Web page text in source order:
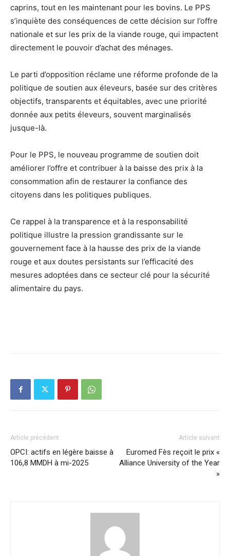
caprins, tout en les maintenant pour les bovins. Le PPS
s’inquiète des conséquences de cette décision sur l’offre
nationale et sur les prix de la viande rouge, qui impactent
directement le pouvoir d’achat des ménages.
Le parti d’opposition réclame une réforme profonde de la
politique de soutien aux éleveurs, basée sur des critères
objectifs, transparents et équitables, avec une priorité
donnée aux petits éleveurs, souvent marginalisés
jusque-là.
Pour le PPS, le nouveau programme de soutien doit
améliorer l’offre et contribuer à la baisse des prix à la
consommation afin de restaurer la confiance des
citoyens dans les politiques publiques.
Ce rappel à la transparence et à la responsabilité
politique illustre la pression grandissante sur le
gouvernement face à la hausse des prix de la viande
rouge et aux doutes persistants sur l’efficacité des
mesures adoptées dans ce secteur clé pour la sécurité
alimentaire du pays.
Article précédent
OPCI: actifs en légère baisse à
106,8 MMDH à mi-2025
Article suivant
Euromed Fès reçoit le prix «
Alliance University of the Year
»